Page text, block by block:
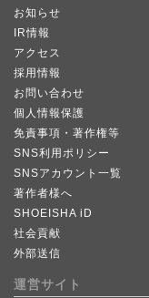
お知らせ
IR情報
アクセス
採用情報
お問い合わせ
個人情報保護
免責事項・著作権等
SNS利用ポリシー
SNSアカウント一覧
著作者様へ
SHOEISHA iD
社会貢献
外部送信
運営サイト